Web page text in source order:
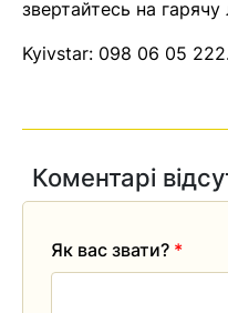
звертайтесь на гарячу
Kyivstar: 098 06 05 222
Коментарі
Як вас звати? *